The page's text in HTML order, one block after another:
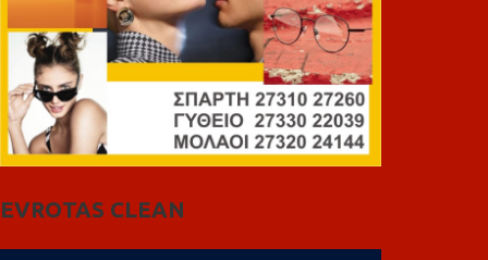
EVROTAS CLEAN